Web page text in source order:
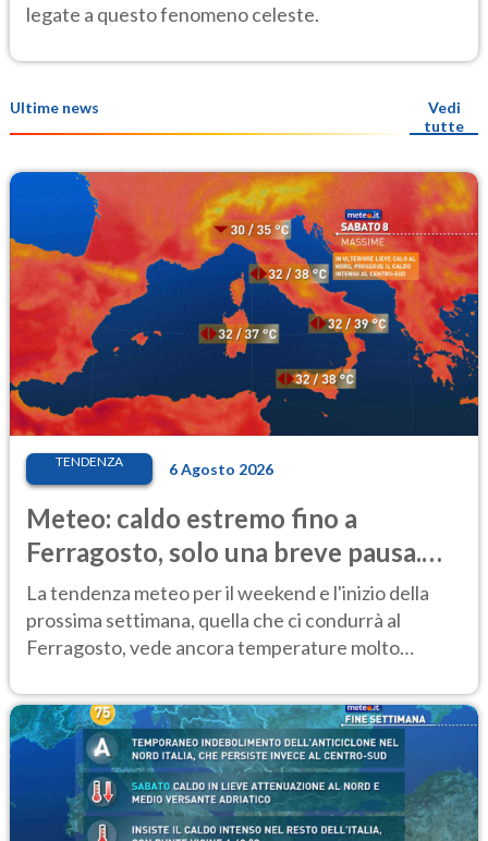
legate a questo fenomeno celeste.
Ultime news
Vedi
tutte
TENDENZA 6 Agosto 2026
Meteo: caldo estremo fino a
Ferragosto, solo una breve pausa.
Ecco dove
La tendenza meteo per il weekend e l'inizio della
prossima settimana, quella che ci condurrà al
Ferragosto, vede ancora temperature molto